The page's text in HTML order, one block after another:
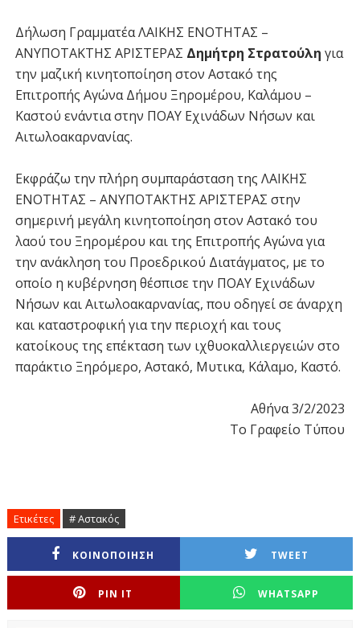
Δήλωση Γραμματέα ΛΑΙΚΗΣ ΕΝΟΤΗΤΑΣ –
ΑΝΥΠΟΤΑΚΤΗΣ ΑΡΙΣΤΕΡΑΣ Δημήτρη Στρατούλη για
την μαζική κινητοποίηση στον Αστακό της
Επιτροπής Αγώνα Δήμου Ξηρομέρου, Καλάμου –
Καστού ενάντια στην ΠΟΑΥ Εχινάδων Νήσων και
Αιτωλοακαρνανίας.
Εκφράζω την πλήρη συμπαράσταση της ΛΑΙΚΗΣ
ΕΝΟΤΗΤΑΣ – ΑΝΥΠΟΤΑΚΤΗΣ ΑΡΙΣΤΕΡΑΣ στην
σημερινή μεγάλη κινητοποίηση στον Αστακό του
λαού του Ξηρομέρου και της Επιτροπής Αγώνα για
την ανάκληση του Προεδρικού Διατάγματος, με το
οποίο η κυβέρνηση θέσπισε την ΠΟΑΥ Εχινάδων
Νήσων και Αιτωλοακαρνανίας, που οδηγεί σε άναρχη
και καταστροφική για την περιοχή και τους
κατοίκους της επέκταση των ιχθυοκαλλιεργειών στο
παράκτιο Ξηρόμερο, Αστακό, Μυτικα, Κάλαμο, Καστό.
Αθήνα 3/2/2023
Το Γραφείο Τύπου
Ετικέτες # Αστακός
ΚΟΙΝΟΠΟΙΗΣΗ TWEET
PIN IT WHATSAPP